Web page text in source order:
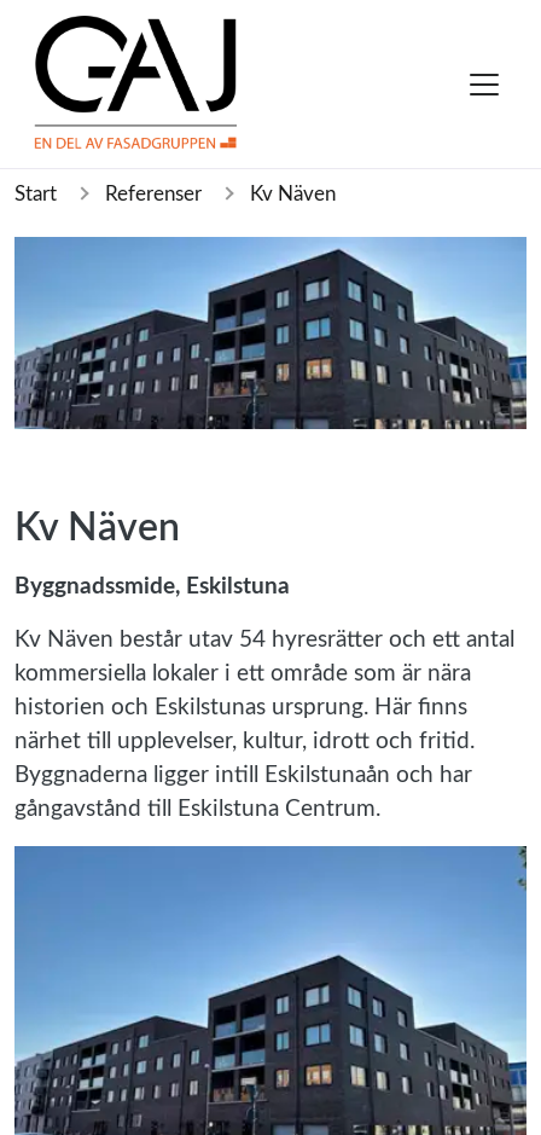
Start Referenser Kv Näven
Kv Näven
Byggnadssmide, Eskilstuna
Kv Näven består utav 54 hyresrätter och ett antal
kommersiella lokaler i ett område som är nära
historien och Eskilstunas ursprung. Här finns
närhet till upplevelser, kultur, idrott och fritid.
Byggnaderna ligger intill Eskilstunaån och har
gångavstånd till Eskilstuna Centrum.